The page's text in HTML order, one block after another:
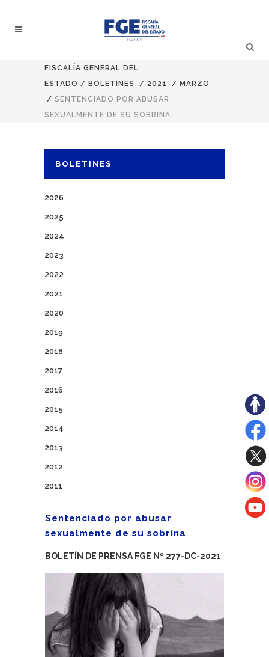
FISCALÍA GENERAL DEL
ESTADO / BOLETINES / 2021 / MARZO
/ SENTENCIADO POR ABUSAR
SEXUALMENTE DE SU SOBRINA
BOLETINES
2026
2025
2024
2023
2022
2021
2020
2019
2018
2017
2016
2015
2014
2013
2012
2011
Sentenciado por abusar
sexualmente de su sobrina
BOLETÍN DE PRENSA FGE Nº 277-DC-2021